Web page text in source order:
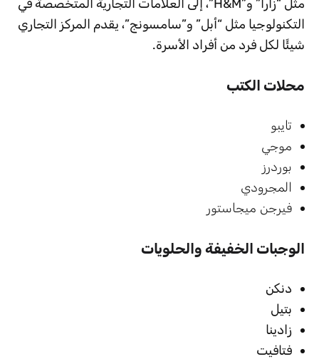
مثل “زارا” و”H&M”، إلى العلامات التجارية المتخصصة في
التكنولوجيا مثل “أبل” و”سامسونج”، يقدم المركز التجاري
شيئًا لكل فرد من أفراد الأسرة.
محلات الكتب
تايبو
موجي
بوردرز
المجرودي
فيرجن ميجاستور
الوجبات الخفيفة والحلويات
دنكن
بتيل
زادينا
فتافيت